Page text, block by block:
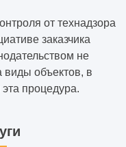
от технадзора
заказчика
не
виды объектов, в
процедура.